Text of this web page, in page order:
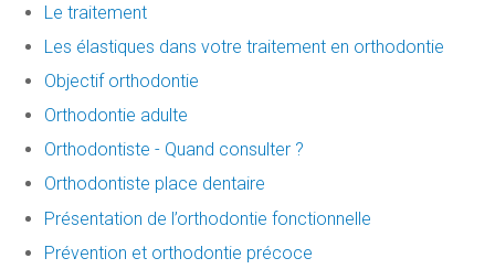
Le traitement
Les élastiques dans votre traitement en orthodontie
Objectif orthodontie
Orthodontie adulte
Orthodontiste - Quand consulter ?
Orthodontiste place dentaire
Présentation de l’orthodontie fonctionnelle
Prévention et orthodontie précoce